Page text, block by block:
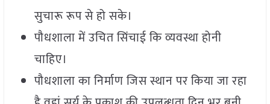
सुचारू रूप से हो सके।
पौधशाला में उचित सिंचाई कि व्यवस्था होनी
चाहिए।
पौधशाला का निर्माण जिस स्थान पर किया जा रहा